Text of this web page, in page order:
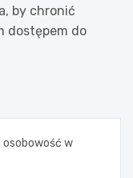
by chronić
dostępem do
osobowość w